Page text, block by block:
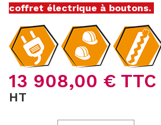
coffret électrique à boutons.
13 908,00 € TTC
HT